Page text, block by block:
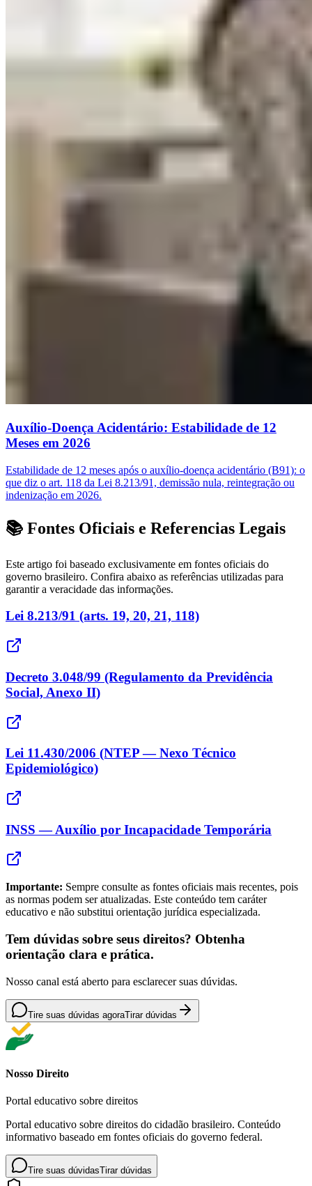
Auxílio-Doença Acidentário: Estabilidade de 12
Meses em 2026
Estabilidade de 12 meses após o auxílio-doença acidentário (B91): o
que diz o art. 118 da Lei 8.213/91, demissão nula, reintegração ou
indenização em 2026.
📚 Fontes Oficiais e Referencias Legais
Este artigo foi baseado exclusivamente em fontes oficiais do
governo brasileiro. Confira abaixo as referências utilizadas para
garantir a veracidade das informações.
Lei 8.213/91 (arts. 19, 20, 21, 118)
Decreto 3.048/99 (Regulamento da Previdência
Social, Anexo II)
Lei 11.430/2006 (NTEP — Nexo Técnico
Epidemiológico)
INSS — Auxílio por Incapacidade Temporária
Importante: Sempre consulte as fontes oficiais mais recentes, pois
as normas podem ser atualizadas. Este conteúdo tem caráter
educativo e não substitui orientação jurídica especializada.
Tem dúvidas sobre seus direitos? Obtenha
orientação clara e prática.
Nosso canal está aberto para esclarecer suas dúvidas.
Tire suas dúvidas agoraTirar dúvidas
Nosso Direito
Portal educativo sobre direitos
Portal educativo sobre direitos do cidadão brasileiro. Conteúdo
informativo baseado em fontes oficiais do governo federal.
Tire suas dúvidasTirar dúvidas